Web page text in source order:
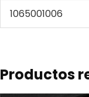
1065001006
Productos